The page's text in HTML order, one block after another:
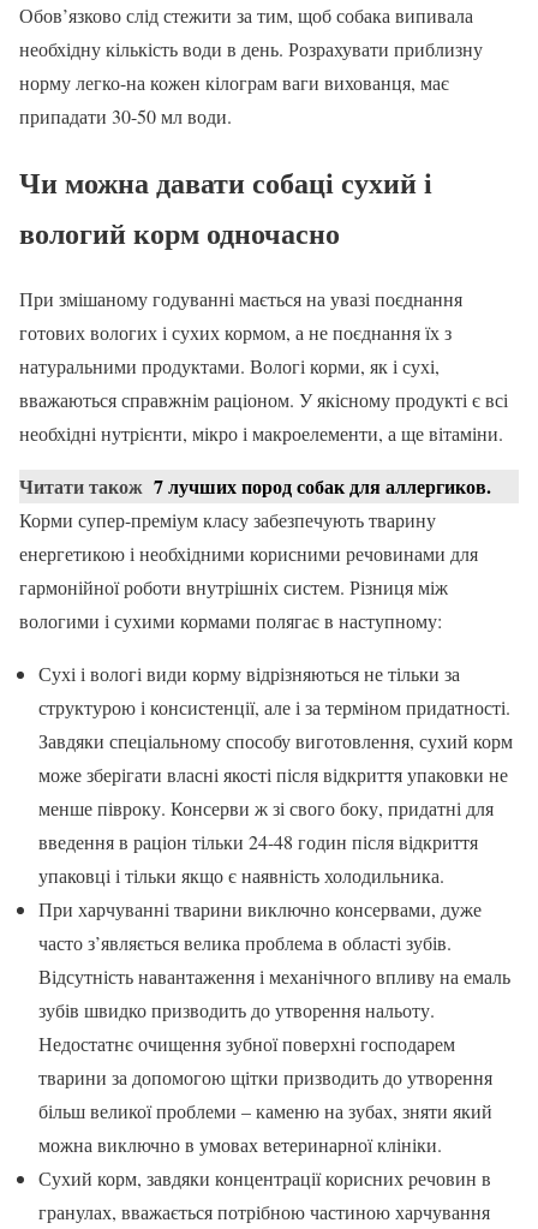
Обов’язково слід стежити за тим, щоб собака випивала
необхідну кількість води в день. Розрахувати приблизну
норму легко-на кожен кілограм ваги вихованця, має
припадати 30-50 мл води.
Чи можна давати собаці сухий і
вологий корм одночасно
При змішаному годуванні мається на увазі поєднання
готових вологих і сухих кормом, а не поєднання їх з
натуральними продуктами. Вологі корми, як і сухі,
вважаються справжнім раціоном. У якісному продукті є всі
необхідні нутрієнти, мікро і макроелементи, а ще вітаміни.
Читати також 7 лучших пород собак для аллергиков.
Корми супер-преміум класу забезпечують тварину
енергетикою і необхідними корисними речовинами для
гармонійної роботи внутрішніх систем. Різниця між
вологими і сухими кормами полягає в наступному:
Сухі і вологі види корму відрізняються не тільки за
структурою і консистенції, але і за терміном придатності.
Завдяки спеціальному способу виготовлення, сухий корм
може зберігати власні якості після відкриття упаковки не
менше півроку. Консерви ж зі свого боку, придатні для
введення в раціон тільки 24-48 годин після відкриття
упаковці і тільки якщо є наявність холодильника.
При харчуванні тварини виключно консервами, дуже
часто з’являється велика проблема в області зубів.
Відсутність навантаження і механічного впливу на емаль
зубів швидко призводить до утворення нальоту.
Недостатнє очищення зубної поверхні господарем
тварини за допомогою щітки призводить до утворення
більш великої проблеми – каменю на зубах, зняти який
можна виключно в умовах ветеринарної клініки.
Сухий корм, завдяки концентрації корисних речовин в
гранулах, вважається потрібною частиною харчування